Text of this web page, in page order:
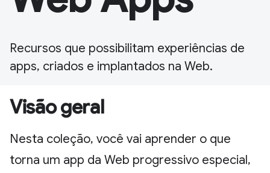
Recursos que possibilitam experiências de
apps, criados e implantados na Web.
Visão geral
Nesta coleção, você vai aprender o que
torna um app da Web progressivo especial,